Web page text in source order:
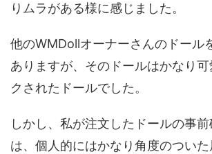
りムラがある様に感じました。
他のWMDollオーナーさんのドール
ありますが、そのドールはかなり
クされたドールでした。
しかし、私が注文したドールの事
は、個人的にはかなり角度のつい